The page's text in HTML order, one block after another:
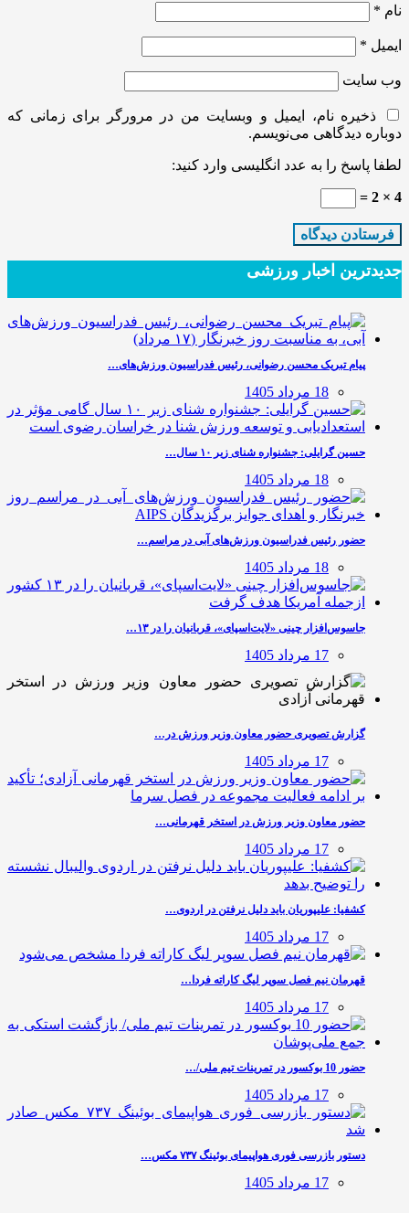
نام *
ایمیل *
وب‌ سایت
ذخیره نام، ایمیل و وبسایت من در مرورگر برای زمانی که
دوباره دیدگاهی می‌نویسم.
لطفا پاسخ را به عدد انگلیسی وارد کنید:
4 × 2 =
جدیدترین‌ اخبار ورزشی
پیام تبریک محسن رضوانی، رئیس فدراسیون ورزش‌های…
18 مرداد 1405
حسین گرایلی: جشنواره شنای زیر ۱۰ سال…
18 مرداد 1405
حضور رئیس فدراسیون ورزش‌های آبی در مراسم…
18 مرداد 1405
جاسوس‌افزار چینی «لایت‌اسپای»، قربانیان را در ۱۳…
17 مرداد 1405
گزارش تصویری حضور معاون وزیر ورزش در…
17 مرداد 1405
حضور معاون وزیر ورزش در استخر قهرمانی…
17 مرداد 1405
کشفیا: علیپوریان باید دلیل نرفتن در اردوی…
17 مرداد 1405
قهرمان نیم فصل سوپر لیگ کاراته فردا…
17 مرداد 1405
حضور 10 بوکسور در تمرینات تیم ملی/…
17 مرداد 1405
دستور بازرسی فوری هواپیمای بوئینگ ۷۳۷ مکس…
17 مرداد 1405